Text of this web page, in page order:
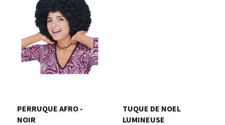
PERRUQUE AFRO -
NOIR
TUQUE DE NOEL
LUMINEUSE